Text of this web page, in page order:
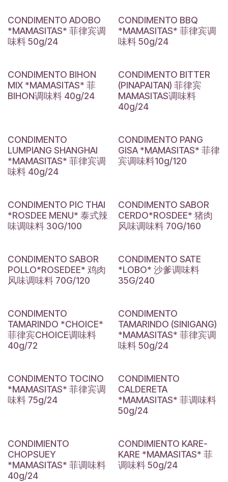
CONDIMENTO ADOBO
*MAMASITAS* 菲律宾调
味料 50g/24
CONDIMENTO BBQ
*MAMASITAS* 菲律宾调
味料 50g/24
CONDIMENTO BIHON
MIX *MAMASITAS* 菲
BIHON调味料 40g/24
CONDIMENTO BITTER
(PINAPAITAN) 菲律宾
MAMASITAS调味料
40g/24
CONDIMENTO
LUMPIANG SHANGHAI
*MAMASITAS* 菲律宾调
味料 40g/24
CONDIMENTO PANG
GISA *MAMASITAS* 菲律
宾调味料10g/120
CONDIMENTO PIC THAI
*ROSDEE MENU* 泰式辣
味调味料 30G/100
CONDIMENTO SABOR
CERDO*ROSDEE* 猪肉
风味调味料 70G/160
CONDIMENTO SABOR
POLLO*ROSEDEE* 鸡肉
风味调味料 70G/120
CONDIMENTO SATE
*LOBO* 沙爹调味料
35G/240
CONDIMENTO
TAMARINDO *CHOICE*
菲律宾CHOICE调味料
40g/72
CONDIMENTO
TAMARINDO (SINIGANG)
*MAMASITAS* 菲律宾调
味料 50g/24
CONDIMENTO TOCINO
*MAMASITAS* 菲律宾调
味料 75g/24
CONDIMIENTO
CALDERETA
*MAMASITAS* 菲调味料
50g/24
CONDIMIENTO
CHOPSUEY
*MAMASITAS* 菲调味料
40g/24
CONDIMIENTO KARE-
KARE *MAMASITAS* 菲
调味料 50g/24